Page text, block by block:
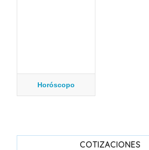
Horóscopo
COTIZACIONES